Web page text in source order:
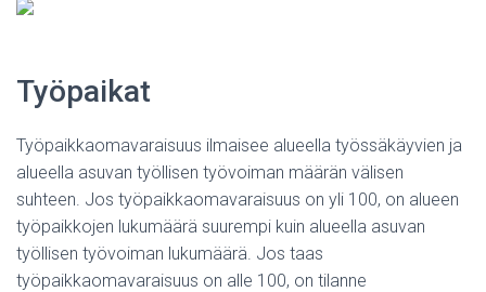
Työpaikat
Työpaikkaomavaraisuus ilmaisee alueella työssäkäyvien ja
alueella asuvan työllisen työvoiman määrän välisen
suhteen. Jos työpaikkaomavaraisuus on yli 100, on alueen
työpaikkojen lukumäärä suurempi kuin alueella asuvan
työllisen työvoiman lukumäärä. Jos taas
työpaikkaomavaraisuus on alle 100, on tilanne